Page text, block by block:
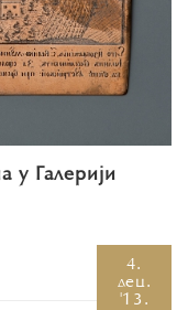
у Галерији
4.
дец.
'13.